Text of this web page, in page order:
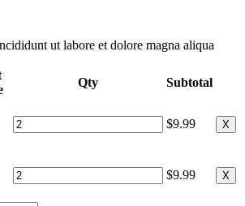
ut labore et dolore magna aliqua
Qty Subtotal
$9.99 X
$9.99 X